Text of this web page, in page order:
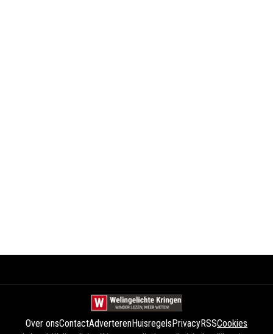
Over onsContactAdverterenHuisregelsPrivacyRSSCookies